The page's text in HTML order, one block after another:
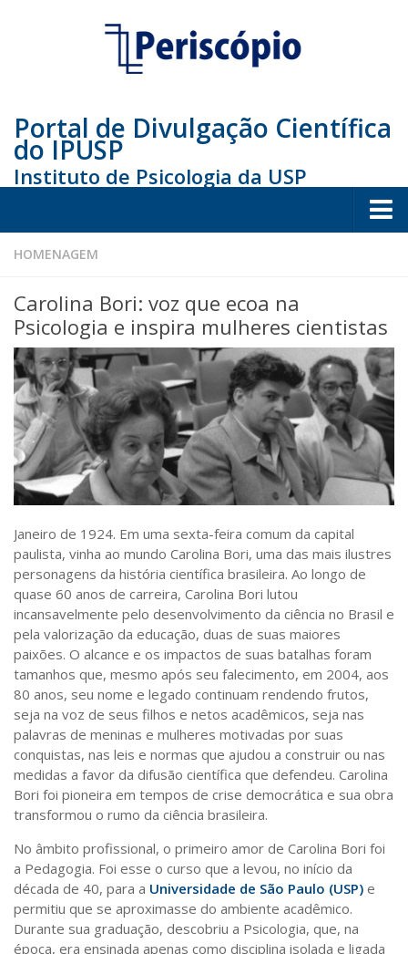
Portal de Divulgação Científica
do IPUSP
Instituto de Psicologia da USP
Home
Educação
Arte e Cultura
Bio
Saúde
Seções
Mural do IP
Commentor
Lançamento
Psico-HQ
Dossiês
Gênero
Alfabetização
Transtorno do Espectro Autista
Contato
Quem somos
HOMENAGEM
Carolina Bori: voz que ecoa na
Psicologia e inspira mulheres cientistas
Janeiro de 1924. Em uma sexta-feira comum da capital
paulista, vinha ao mundo Carolina Bori, uma das mais ilustres
personagens da história científica brasileira. Ao longo de
quase 60 anos de carreira, Carolina Bori lutou
incansavelmente pelo desenvolvimento da ciência no Brasil e
pela valorização da educação, duas de suas maiores
paixões. O alcance e os impactos de suas batalhas foram
tamanhos que, mesmo após seu falecimento, em 2004, aos
80 anos, seu nome e legado continuam rendendo frutos,
seja na voz de seus filhos e netos acadêmicos, seja nas
palavras de meninas e mulheres motivadas por suas
conquistas, nas leis e normas que ajudou a construir ou nas
medidas a favor da difusão científica que defendeu. Carolina
Bori foi pioneira em tempos de crise democrática e sua obra
transformou o rumo da ciência brasileira.
No âmbito profissional, o primeiro amor de Carolina Bori foi
a Pedagogia. Foi esse o curso que a levou, no início da
década de 40, para a Universidade de São Paulo (USP) e
permitiu que se aproximasse do ambiente acadêmico.
Durante sua graduação, descobriu a Psicologia, que, na
época, era ensinada apenas como disciplina isolada e ligada